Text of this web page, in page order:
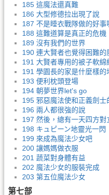
185 這魔法還真難
186 大型修德拉出現了說
187 不是睡衣戰隊做的好事
188 這難道算是真正的危機
189 沒有我們的世界
190 連大賢者也覺得困難的
191 大賢者專用的被子軟綿
191 學園長的家是什麼樣的
193 便利枕頭登場
194 朝夢世界let's go
195 邪惡魔法使和正義劍士
196 兩人都很強的說
197 然後，總有一天四方對
198 キュピーン地靈光一閃
199 來成為魔法少女吧
200 讓媽媽做衣服
201 蔬菜對身體有益
202 魔法少女的服裝完成
203 第五位魔法少女
第七部